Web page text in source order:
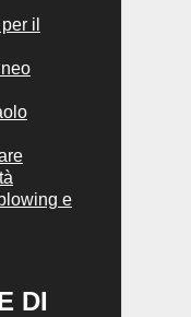
il
e
DI